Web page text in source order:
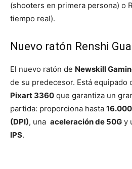
(shooters en primera persona) o
tiempo real).
Nuevo ratón Renshi
El nuevo ratón de Newskill
de su predecesor. Está equipado
Pixart 3360 que garantiza un
partida: proporciona hasta
(DPI), una aceleración de 50G y
IPS.